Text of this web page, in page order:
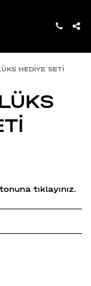
HEDİYE SETİ
tıklayınız.